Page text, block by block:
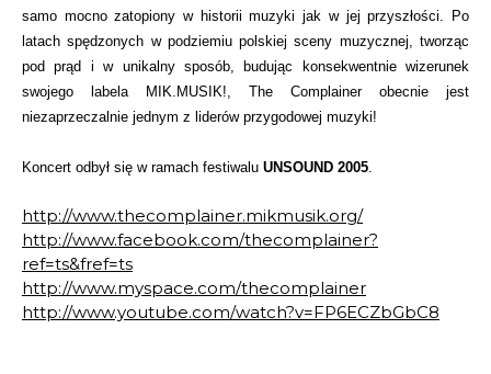
samo mocno zatopiony w historii muzyki jak w jej przyszłości. Po
latach spędzonych w podziemiu polskiej sceny muzycznej, tworząc
pod prąd i w unikalny sposób, budując konsekwentnie wizerunek
swojego labela MIK.MUSIK!, The Complainer obecnie jest
niezaprzeczalnie jednym z liderów przygodowej muzyki!
Koncert odbył się w ramach festiwalu UNSOUND 2005
http://www.thecomplainer.mikmusik.org/
http://www.facebook.com/thecomplainer?
ref=ts&fref=ts
http://www.myspace.com/thecomplainer
http://www.youtube.com/watch?v=FP6ECZbGbC8